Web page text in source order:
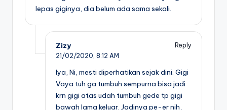
lepas giginya, dia belum ada sama sekali.
Zizy
Reply
21/02/2020, 8:12 AM
Iya, Ni, mesti diperhatikan sejak dini. Gigi
Vaya tuh ga tumbuh sempurna bisa jadi
krn gigi atas udah tumbuh gede tp gigi
bawah lama keluar. Jadinya pe-er nih,